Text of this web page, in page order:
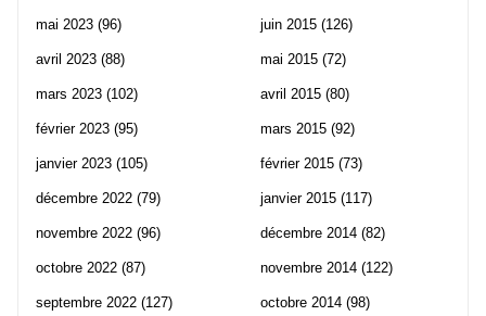
mai 2023 (96)
avril 2023 (88)
mars 2023 (102)
février 2023 (95)
janvier 2023 (105)
décembre 2022 (79)
novembre 2022 (96)
octobre 2022 (87)
septembre 2022 (127)
juin 2015 (126)
mai 2015 (72)
avril 2015 (80)
mars 2015 (92)
février 2015 (73)
janvier 2015 (117)
décembre 2014 (82)
novembre 2014 (122)
octobre 2014 (98)